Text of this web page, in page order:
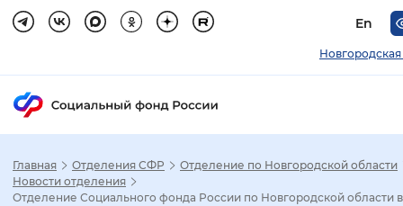
En
Новгородская
Главная Отделения СФР
Отделение по Новгородской области
Новости отделения
Отделение Социального фонда России по Новгородской области